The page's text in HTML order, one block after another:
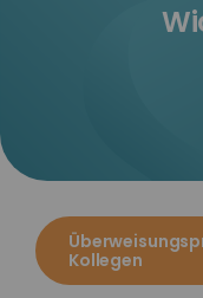
Kollegen